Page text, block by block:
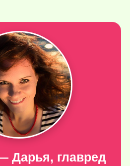
Дарья, главред